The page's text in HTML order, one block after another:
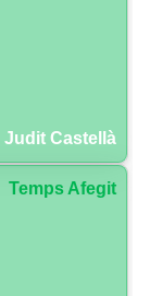
Judit Castellà
Temps Afegit